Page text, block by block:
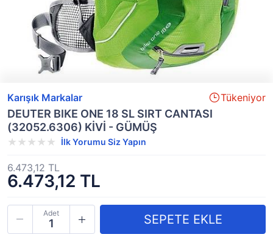
Karışık Markalar Tükeniyor
DEUTER BIKE ONE 18 SL SIRT CANTASI
(32052.6306) KİVİ - GÜMÜŞ
İlk Yorumu Siz Yapın
6.473,12 TL
6.473,12 TL
Adet